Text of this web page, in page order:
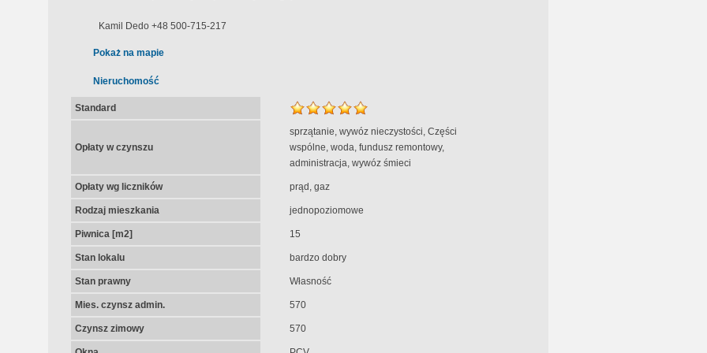
Kamil Dedo +48 500-715-217
Pokaż na mapie
Nieruchomość
Standard
Opłaty w czynszu
sprzątanie, wywóz nieczystości, Części
wspólne, woda, fundusz remontowy,
administracja, wywóz śmieci
Opłaty wg liczników prąd, gaz
Rodzaj mieszkania jednopoziomowe
Piwnica [m2] 15
Stan lokalu bardzo dobry
Stan prawny Własność
Mies. czynsz admin. 570
Czynsz zimowy 570